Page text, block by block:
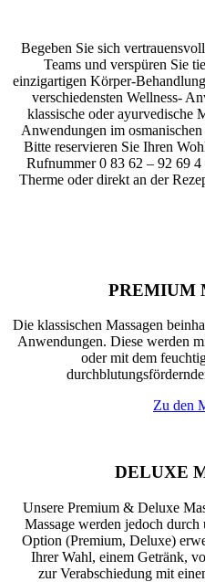
Begeben Sie sich
Teams und verspüren Sie
einzigartigen Körper-
verschiedensten Wellness-
klassische oder ayurvedische
Anwendungen im
Bitte reservieren Sie Ihren
Rufnummer 0 83 62 – 92 69
Therme oder direkt an der
PREMIUM
Die klassischen Massagen
Anwendungen. Diese werden
oder mit dem
Zu den
DELUXE
Unsere Premium & Deluxe
Massage werden jedoch durch
Option (Premium, Deluxe)
Ihrer Wahl, einem Getränk,
zur Verabschiedung mit